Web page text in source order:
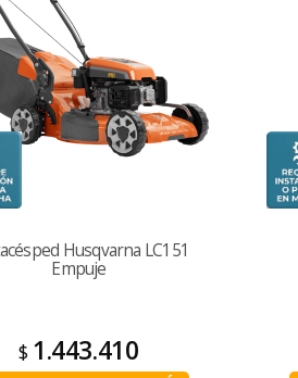
Husqvarna LC151
Empuje
$ 1.443.410